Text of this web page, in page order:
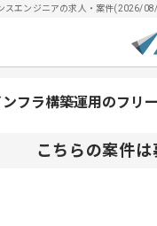
スエンジニアの求人・案件(2026/
ンフラ構築運用のフリ
こちらの案件